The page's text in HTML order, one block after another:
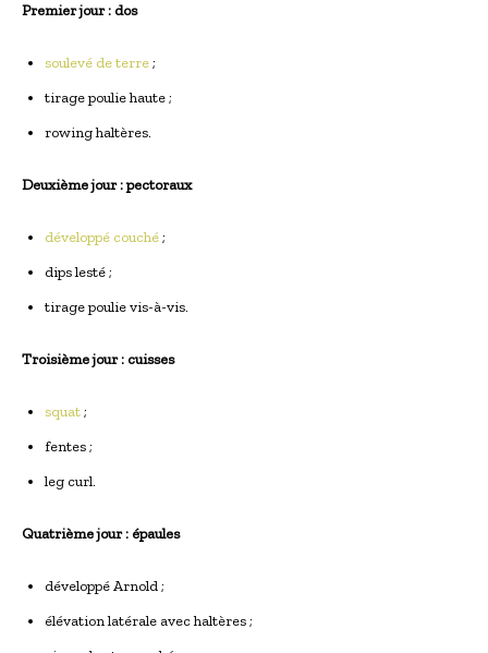
Premier jour : dos
soulevé de terre;
tirage poulie haute ;
rowing haltères.
Deuxième jour : pectoraux
développé couché;
dips lesté ;
tirage poulie vis-à-vis.
Troisième jour : cuisses
squat;
fentes ;
leg curl.
Quatrième jour : épaules
développé Arnold ;
élévation latérale avec haltères ;